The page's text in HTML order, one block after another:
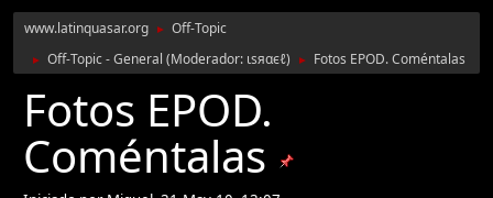
www.latinquasar.org ► Off-Topic
► Off-Topic - General (Moderador: ιѕяαєℓ) ► Fotos EPOD. Coméntalas
Fotos EPOD.
Coméntalas